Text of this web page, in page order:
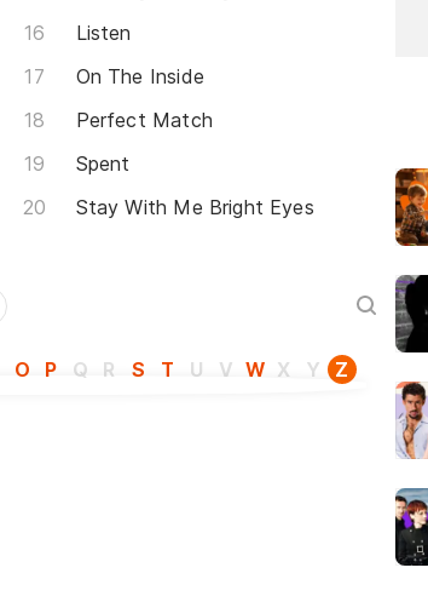
Listen
On The Inside
Perfect Match
Spent
Stay With Me Bright Eyes
O P Q R S T U V W X Y Z